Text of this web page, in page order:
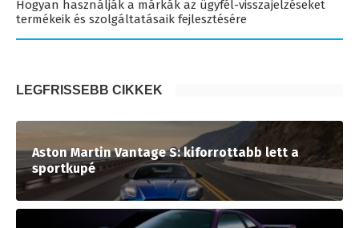
Hogyan használják a márkák az ügyfél-visszajelzéseket
termékeik és szolgáltatásaik fejlesztésére
LEGFRISSEBB CIKKEK
Aston Martin Vantage S: kiforrottabb lett a
sportkupé